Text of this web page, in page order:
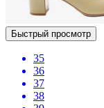
Быстрый просмотр
35
36
37
38